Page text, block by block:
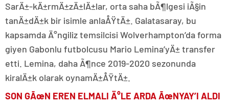
SarÄ±-kÄ±rmÄ±zÄ±lÄ±lar, orta saha bÃ¶lgesi iÃ§in
tanÄ±dÄ±k bir isimle anlaÅŸtÄ±. Galatasaray, bu
kapsamda Ä°ngiliz temsilcisi Wolverhampton’da forma
giyen Gabonlu futbolcusu Mario Lemina’yÄ± transfer
etti. Lemina, daha Ã¶nce 2019-2020 sezonunda
kiralÄ±k olarak oynamÄ±ÅŸtÄ±.
SON GÃœN EREN ELMALI Ä°LE ARDA ÃœNYAY’I ALDI